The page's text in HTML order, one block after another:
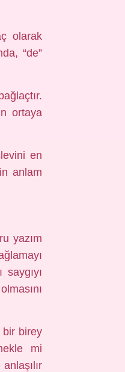
olarak
“de”
ortaya
en
anlam
yazım
bir birey
mi